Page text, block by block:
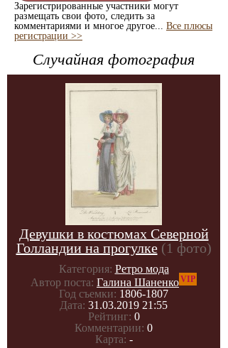
Зарегистрированные участники могут
размещать свои фото, следить за
комментариями и многое другое... Все плюсы
регистрации >>
Случайная фотография
Девушки в костюмах Северной
Голландии на прогулке (1 фото)
Категория: Ретро мода
Автор поста: Галина ШаненкоVIP
Год съемки: 1806-1807
Дата: 31.03.2019 21:55
Рейтинг: 0
Комментарии: 0
Карта: -